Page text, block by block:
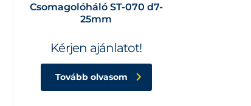
Csomagolóháló ST-070 d7-
25mm
Kérjen ajánlatot!
Tovább olvasom